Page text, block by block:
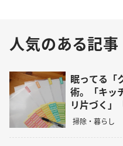
人気のある記事
眠ってる「
術。「キッ
リ片づく」
掃除・暮らし